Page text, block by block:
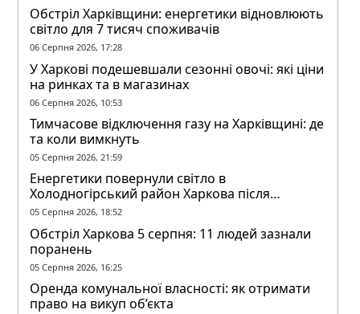
Обстріл Харківщини: енергетики відновлюють
світло для 7 тисяч споживачів
06 Серпня 2026, 17:28
У Харкові подешевшали сезонні овочі: які ціни
на ринках та в магазинах
06 Серпня 2026, 10:53
Тимчасове відключення газу на Харківщині: де
та коли вимкнуть
05 Серпня 2026, 21:59
Енергетики повернули світло в
Холодногірський район Харкова після
ворожого обстрілу
05 Серпня 2026, 18:52
Обстріл Харкова 5 серпня: 11 людей зазнали
поранень
05 Серпня 2026, 16:25
Оренда комунальної власності: як отримати
право на викуп об’єкта